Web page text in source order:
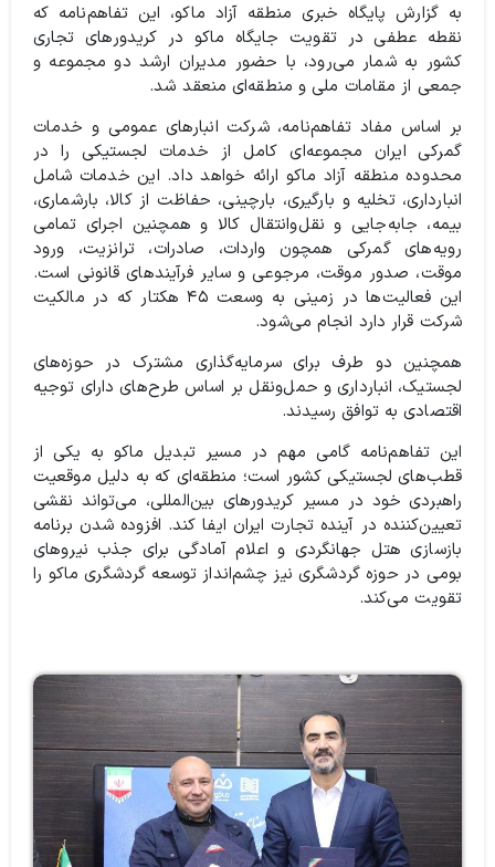
به گزارش پایگاه خبری منطقه آزاد ماکو،‌ این تفاهم‌نامه که
نقطه عطفی در تقویت جایگاه ماکو در کریدورهای تجاری
کشور به شمار می‌رود، با حضور مدیران ارشد دو مجموعه و
جمعی از مقامات ملی و منطقه‌ای منعقد شد.
بر اساس مفاد تفاهم‌نامه، شرکت انبارهای عمومی و خدمات
گمرکی ایران مجموعه‌ای کامل از خدمات لجستیکی را در
محدوده منطقه آزاد ماکو ارائه خواهد داد. این خدمات شامل
انبارداری، تخلیه و بارگیری، بارچینی، حفاظت از کالا، بارشماری،
بیمه، جابه‌جایی و نقل‌وانتقال کالا و همچنین اجرای تمامی
رویه‌های گمرکی همچون واردات، صادرات، ترانزیت، ورود
موقت، صدور موقت، مرجوعی و سایر فرآیندهای قانونی است.
این فعالیت‌ها در زمینی به وسعت ۴۵ هکتار که در مالکیت
شرکت قرار دارد انجام می‌شود.
همچنین دو طرف برای سرمایه‌گذاری مشترک در حوزه‌های
لجستیک، انبارداری و حمل‌ونقل بر اساس طرح‌های دارای توجیه
اقتصادی به توافق رسیدند.
این تفاهم‌نامه گامی مهم در مسیر تبدیل ماکو به یکی از
قطب‌های لجستیکی کشور است؛ منطقه‌ای که به دلیل موقعیت
راهبردی خود در مسیر کریدورهای بین‌المللی، می‌تواند نقشی
تعیین‌کننده در آینده تجارت ایران ایفا کند. افزوده شدن برنامه
بازسازی هتل جهانگردی و اعلام آمادگی برای جذب نیروهای
بومی در حوزه گردشگری نیز چشم‌انداز توسعه گردشگری ماکو را
تقویت می‌کند.